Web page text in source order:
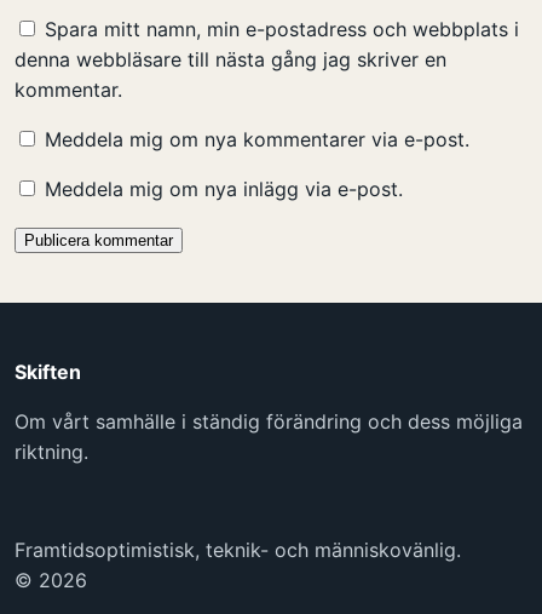
Spara mitt namn, min e-postadress och webbplats i
denna webbläsare till nästa gång jag skriver en
kommentar.
Meddela mig om nya kommentarer via e-post.
Meddela mig om nya inlägg via e-post.
Skiften
Om vårt samhälle i ständig förändring och dess möjliga
riktning.
Framtidsoptimistisk, teknik- och människovänlig.
© 2026